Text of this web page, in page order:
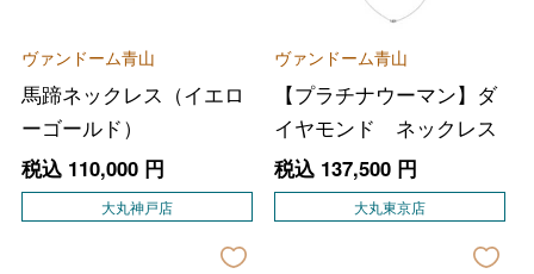
ヴァンドーム青山
馬蹄ネックレス（イエロ
ーゴールド）
税込 110,000円
大丸神戸店
ヴァンドーム青山
【プラチナウーマン】ダ
イヤモンド ネックレス
税込 137,500円
大丸東京店